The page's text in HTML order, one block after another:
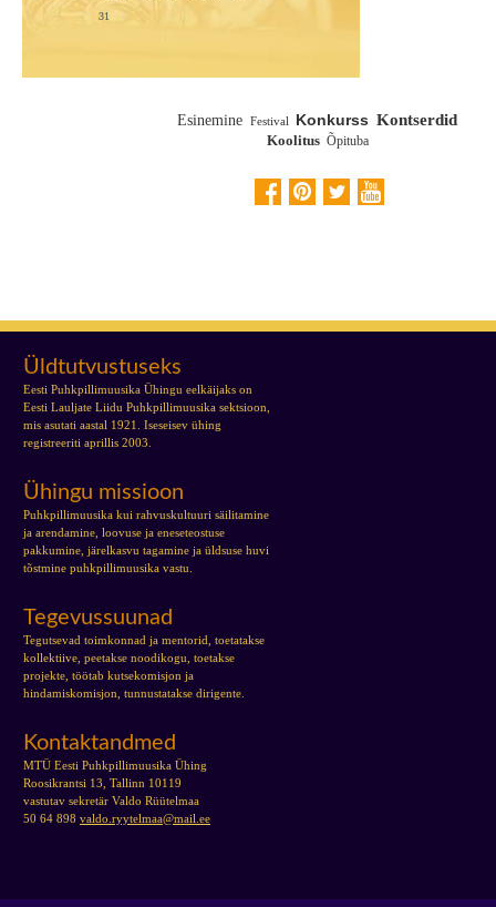
Randvere Pasunakoori 3 aastapäeva
31
Esinemine Festival Konkurss Kontserdid
Koolitus Õpituba
Üldtutvustuseks
Eesti Puhkpillimuusika Ühingu eelkäijaks on
Eesti Lauljate Liidu Puhkpillimuusika sektsioon,
mis asutati aastal 1921. Iseseisev ühing
registreeriti aprillis 2003.
Ühingu missioon
Puhkpillimuusika kui rahvuskultuuri säilitamine
ja arendamine, loovuse ja eneseteostuse
pakkumine, järelkasvu tagamine ja üldsuse huvi
tõstmine puhkpillimuusika vastu.
Tegevussuunad
Tegutsevad toimkonnad ja mentorid, toetatakse
kollektiive, peetakse noodikogu, toetakse
projekte, töötab kutsekomisjon ja
hindamiskomisjon, tunnustatakse dirigente.
Kontaktandmed
MTÜ Eesti Puhkpillimuusika Ühing
Roosikrantsi 13, Tallinn 10119
vastutav sekretär Valdo Rüütelmaa
50 64 898 valdo.ryytelmaa@mail.ee